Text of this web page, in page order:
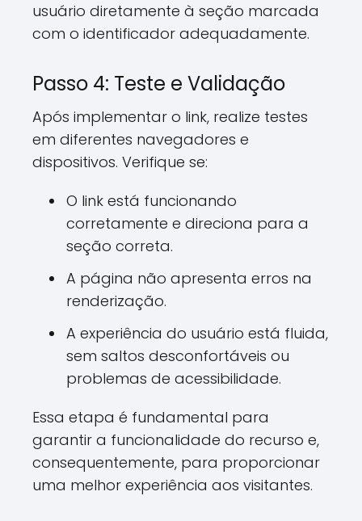
usuário diretamente à seção marcada
com o identificador adequadamente.
Passo 4: Teste e Validação
Após implementar o link, realize testes
em diferentes navegadores e
dispositivos. Verifique se:
O link está funcionando
corretamente e direciona para a
seção correta.
A página não apresenta erros na
renderização.
A experiência do usuário está fluida,
sem saltos desconfortáveis ou
problemas de acessibilidade.
Essa etapa é fundamental para
garantir a funcionalidade do recurso e,
consequentemente, para proporcionar
uma melhor experiência aos visitantes.